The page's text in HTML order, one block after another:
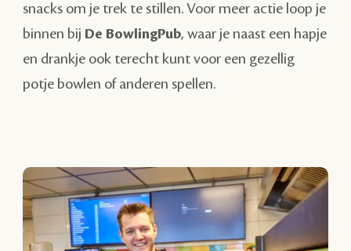
snacks om je trek te stillen. Voor meer actie loop je
binnen bij De BowlingPub, waar je naast een hapje
en drankje ook terecht kunt voor een gezellig
potje bowlen of anderen spellen.